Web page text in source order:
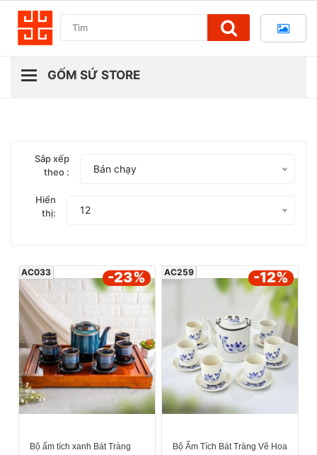
Sắp xếp
theo :
Bán chạy
Hiển
thị:
12
Bộ ấm tích xanh Bát Tràng
AC033 -23%
Bộ Ấm Tích Bát Tràng Vẽ Hoa
AC259 -12%